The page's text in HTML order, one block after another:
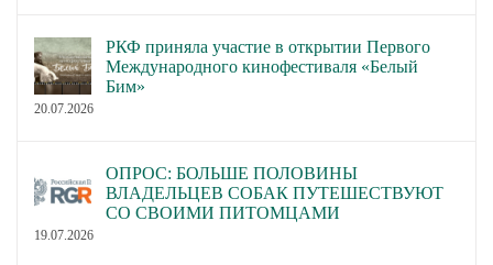
РКФ приняла участие в открытии Первого
Международного кинофестиваля «Белый
Бим»
20.07.2026
ОПРОС: БОЛЬШЕ ПОЛОВИНЫ
ВЛАДЕЛЬЦЕВ СОБАК ПУТЕШЕСТВУЮТ
СО СВОИМИ ПИТОМЦАМИ
19.07.2026